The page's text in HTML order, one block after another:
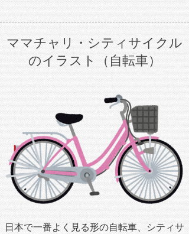
ママチャリ・シティサイクル
のイラスト（自転車）
日本で一番よく見る形の自転車、シティサ